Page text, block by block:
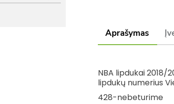
Aprašymas
NBA lipdukai
lipdukų numerius
428-nebeturime